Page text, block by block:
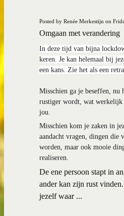
Posted by Renée Merkestijn on
Omgaan met verandering
In deze tijd van bijna
keren. Je kan helemaal bij
een kans. Zie het als een
Misschien ga je beseffen,
rustiger wordt, wat
jou.
Misschien kom je zaken in
aandacht vragen, dingen die
worden, maar ook mooie
realiseren.
De ene persoon stapt in
ander kan zijn rust
jezelf waar ...